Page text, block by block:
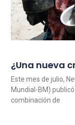
¿Una nueva
Este mes de julio,
Mundial-BM)
combinación de